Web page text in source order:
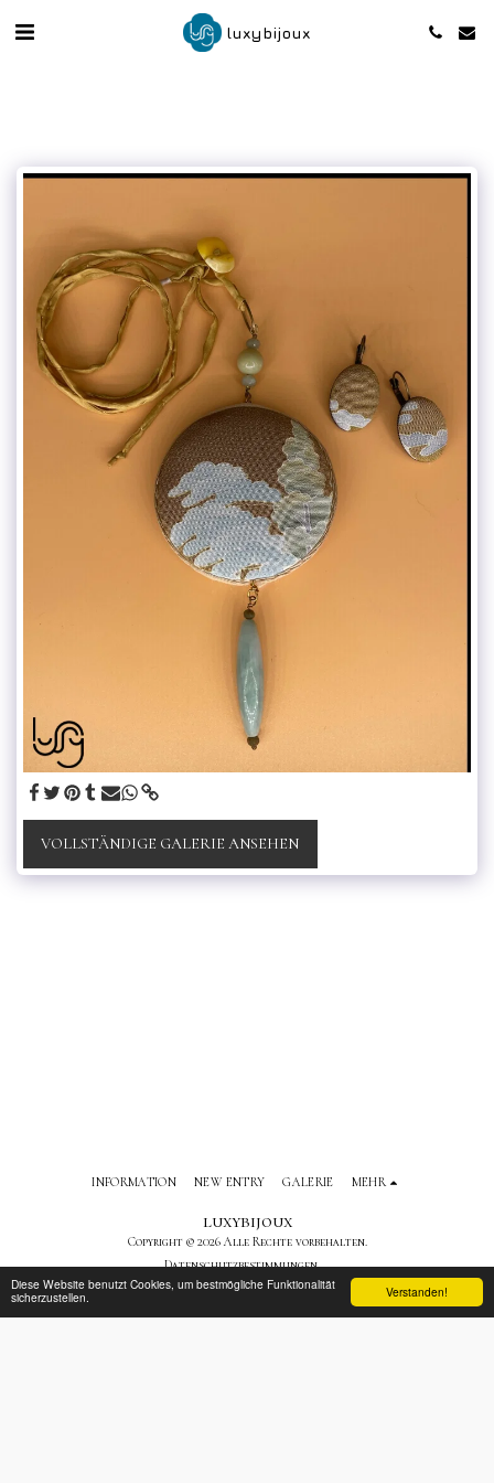
Verstanden!
Diese Website benutzt Cookies, um bestmögliche Funktionalität
sicherzustellen.
luxybijoux
VOLLSTÄNDIGE GALERIE ANSEHEN
luxybijoux
Copyright © 2026 Alle Rechte vorbehalten.
Datenschutzbestimmungen
INFORMATION NEW ENTRY GALERIE MEHR